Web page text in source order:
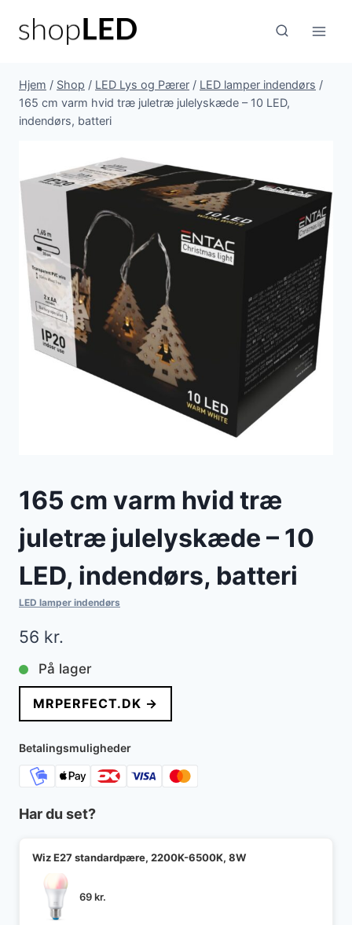
Hjem / Shop / LED Lys og Pærer / LED lamper indendørs /
165 cm varm hvid træ juletræ julelyskæde – 10 LED,
indendørs, batteri
165 cm varm hvid træ
juletræ julelyskæde – 10
LED, indendørs, batteri
LED lamper indendørs
56 kr.
På lager
MRPERFECT.DK →
Betalingsmuligheder
Har du set?
Wiz E27 standardpære, 2200K-6500K, 8W
69kr.